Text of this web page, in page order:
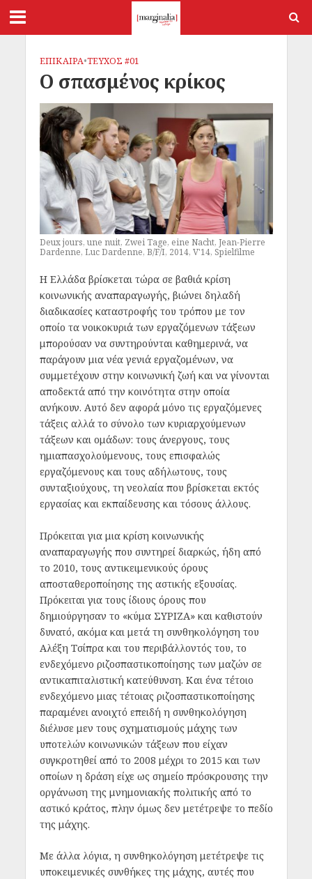
ΕΠΙΚΑΙΡΑ•ΤΕΥΧΟΣ #01
Ο σπασμένος κρίκος
Deux jours, une nuit, Zwei Tage, eine Nacht, Jean-Pierre
Dardenne, Luc Dardenne, B/F/I, 2014, V'14, Spielfilme
Η Ελλάδα βρίσκεται τώρα σε βαθιά κρίση
κοινωνικής αναπαραγωγής, βιώνει δηλαδή
διαδικασίες καταστροφής του τρόπου με τον
οποίο τα νοικοκυριά των εργαζόμενων τάξεων
μπορούσαν να συντηρούνται καθημερινά, να
παράγουν μια νέα γενιά εργαζομένων, να
συμμετέχουν στην κοινωνική ζωή και να γίνονται
αποδεκτά από την κοινότητα στην οποία
ανήκουν. Αυτό δεν αφορά μόνο τις εργαζόμενες
τάξεις αλλά το σύνολο των κυριαρχούμενων
τάξεων και ομάδων: τους άνεργους, τους
ημιαπασχολούμενους, τους επισφαλώς
εργαζόμενους και τους αδήλωτους, τους
συνταξιούχους, τη νεολαία που βρίσκεται εκτός
εργασίας και εκπαίδευσης και τόσους άλλους.
Πρόκειται για μια κρίση κοινωνικής
αναπαραγωγής που συντηρεί διαρκώς, ήδη από
το 2010, τους αντικειμενικούς όρους
αποσταθεροποίησης της αστικής εξουσίας.
Πρόκειται για τους ίδιους όρους που
δημιούργησαν το «κύμα ΣΥΡΙΖΑ» και καθιστούν
δυνατό, ακόμα και μετά τη συνθηκολόγηση του
Αλέξη Τσίπρα και του περιβάλλοντός του, το
ενδεχόμενο ριζοσπαστικοποίησης των μαζών σε
αντικαπιταλιστική κατεύθυνση. Και ένα τέτοιο
ενδεχόμενο μιας τέτοιας ριζοσπαστικοποίησης
παραμένει ανοιχτό επειδή η συνθηκολόγηση
διέλυσε μεν τους σχηματισμούς μάχης των
υποτελών κοινωνικών τάξεων που είχαν
συγκροτηθεί από το 2008 μέχρι το 2015 και των
οποίων η δράση είχε ως σημείο πρόσκρουσης την
οργάνωση της μνημονιακής πολιτικής από το
αστικό κράτος, πλην όμως δεν μετέτρεψε το πεδίο
της μάχης.
Με άλλα λόγια, η συνθηκολόγηση μετέτρεψε τις
υποκειμενικές συνθήκες της μάχης, αυτές που